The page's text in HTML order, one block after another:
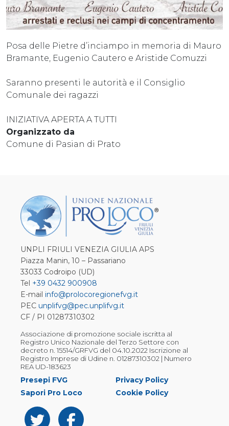
Posa delle Pietre d’inciampo in memoria di Mauro
Bramante, Eugenio Cautero e Aristide Comuzzi
Saranno presenti le autorità e il Consiglio
Comunale dei ragazzi
INIZIATIVA APERTA A TUTTI
Organizzato da
Comune di Pasian di Prato
UNPLI FRIULI VENEZIA GIULIA APS
Piazza Manin, 10 – Passariano
33033 Codroipo (UD)
Tel +39 0432 900908
E-mail info@prolocoregionefvg.it
PEC unplifvg@pec.unplifvg.it
CF / PI 01287310302
Associazione di promozione sociale iscritta al
Registro Unico Nazionale del Terzo Settore con
decreto n. 15514/GRFVG del 04.10.2022 Iscrizione al
Registro Imprese di Udine n. 01287310302 | Numero
REA UD-183623
Presepi FVG
Sapori Pro Loco
Privacy Policy
Cookie Policy